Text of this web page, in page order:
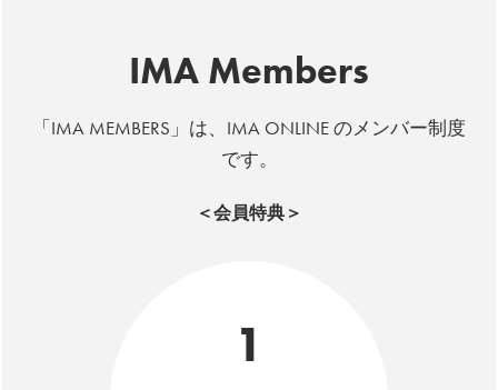
IMA Members
「IMA MEMBERS」は、IMA ONLINE のメンバー制度
です。
＜会員特典＞
1